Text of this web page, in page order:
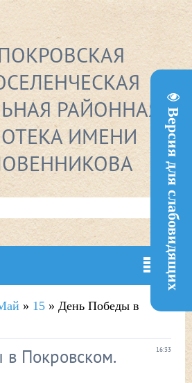
Версия для слабовидящих
РАЙОННАЯ
ИМЕНИ
» 15 » День Победы в
16:33
Покровском.